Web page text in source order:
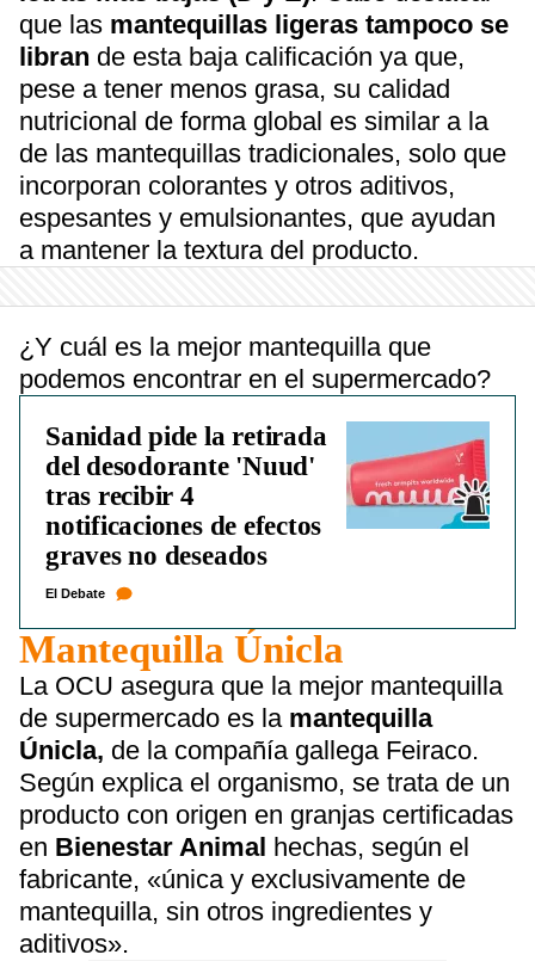
que las mantequillas ligeras tampoco se
libran de esta baja calificación ya que,
pese a tener menos grasa, su calidad
nutricional de forma global es similar a la
de las mantequillas tradicionales, solo que
incorporan colorantes y otros aditivos,
espesantes y emulsionantes, que ayudan
a mantener la textura del producto.
¿Y cuál es la mejor mantequilla que
podemos encontrar en el supermercado?
Sanidad pide la retirada
del desodorante 'Nuud'
tras recibir 4
notificaciones de efectos
graves no deseados
El Debate
Mantequilla Únicla
La OCU asegura que la mejor mantequilla
de supermercado es lamantequilla
Únicla, de la compañía gallega Feiraco.
Según explica el organismo, se trata de un
producto con origen en granjas certificadas
en Bienestar Animal hechas, según el
fabricante, «única y exclusivamente de
mantequilla, sin otros ingredientes y
aditivos».